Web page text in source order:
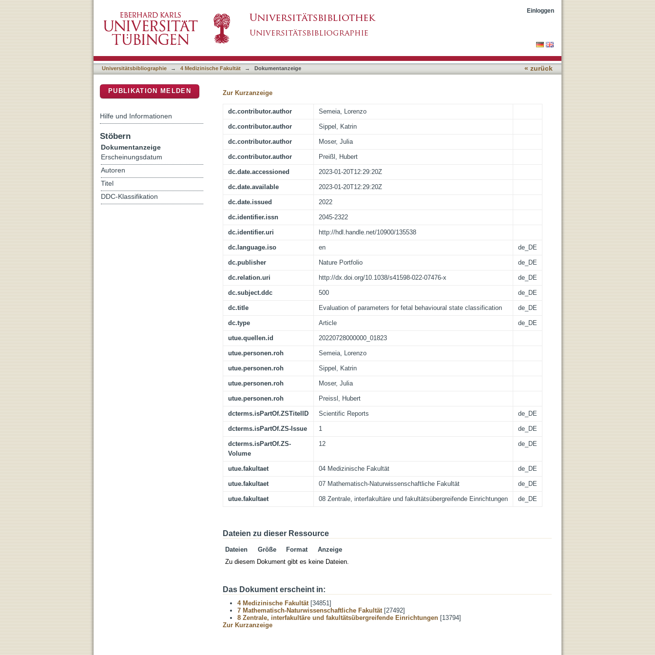
Einloggen
Universitätsbibliographie → 4 Medizinische Fakultät → Dokumentanzeige « zurück
Zur Kurzanzeige
dc.contributor.author Semeia, Lorenzo
dc.contributor.author Sippel, Katrin
dc.contributor.author Moser, Julia
dc.contributor.author Preißl, Hubert
dc.date.accessioned 2023-01-20T12:29:20Z
dc.date.available 2023-01-20T12:29:20Z
dc.date.issued 2022
dc.identifier.issn 2045-2322
dc.identifier.uri http://hdl.handle.net/10900/135538
dc.language.iso en de_DE
dc.publisher Nature Portfolio de_DE
dc.relation.uri http://dx.doi.org/10.1038/s41598-022-07476-x de_DE
dc.subject.ddc 500 de_DE
dc.title Evaluation of parameters for fetal behavioural state classification de_DE
dc.type Article de_DE
utue.quellen.id 20220728000000_01823
utue.personen.roh Semeia, Lorenzo
utue.personen.roh Sippel, Katrin
utue.personen.roh Moser, Julia
utue.personen.roh Preissl, Hubert
dcterms.isPartOf.ZSTitelID Scientific Reports de_DE
dcterms.isPartOf.ZS-Issue 1 de_DE
dcterms.isPartOf.ZS-
Volume
12 de_DE
utue.fakultaet 04 Medizinische Fakultät de_DE
utue.fakultaet 07 Mathematisch-Naturwissenschaftliche Fakultät de_DE
utue.fakultaet 08 Zentrale, interfakultäre und fakultätsübergreifende Einrichtungen de_DE
Dateien zu dieser Ressource
Dateien Größe Format
Anzeige
Zu diesem Dokument gibt es keine Dateien.
Das Dokument erscheint in:
4 Medizinische Fakultät[34851]
7 Mathematisch-Naturwissenschaftliche Fakultät[27492]
8 Zentrale, interfakultäre und fakultätsübergreifende Einrichtungen [13794]
Zur Kurzanzeige
PUBLIKATION MELDEN
Hilfe und Informationen
Stöbern
Dokumentanzeige
Erscheinungsdatum
Autoren
Titel
DDC-Klassifikation